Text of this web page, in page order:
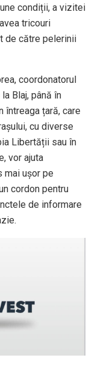
condiții, a vizitei
tricouri
de către pelerinii
coordonatorul
Blaj, până în
întreaga țară, care
cu diverse
Libertății sau în
vor ajuta
mai ușor pe
cordon pentru
de informare